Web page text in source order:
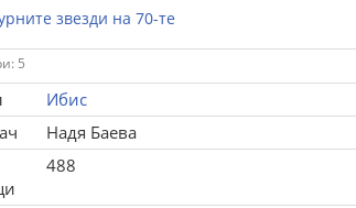
звезди на 70-те
5
Ибис
Надя Баева
488